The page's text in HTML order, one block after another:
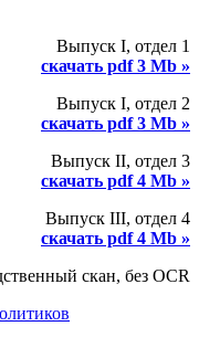
Выпуск I, отдел 1
скачать pdf 3 Mb »
Выпуск I, отдел 2
скачать pdf 3 Mb »
Выпуск II, отдел 3
скачать pdf 4 Mb »
Выпуск III, отдел 4
скачать pdf 4 Mb »
скан, без OCR